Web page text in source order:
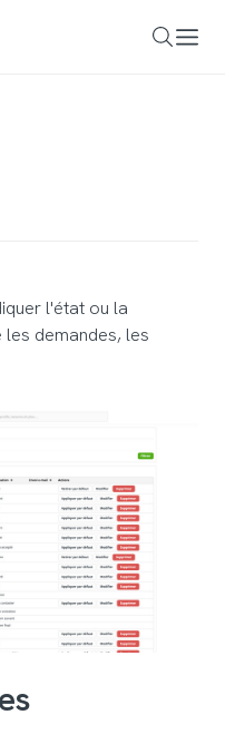
l'état ou la
demandes, les